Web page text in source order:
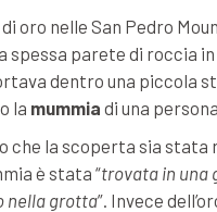
oro nelle San Pedro
parete di roccia
dentro una piccola
la mummia di una
la scoperta sia stata
è stata “trovata in una
nella grotta”. Invece